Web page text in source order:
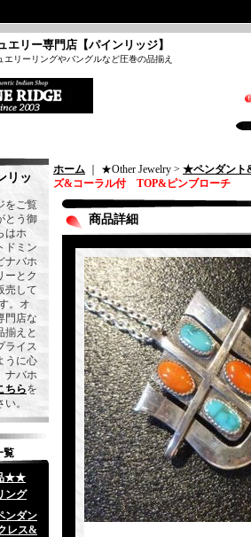
エリー専門店【パインリッジ】
エリーリングやバングルなど圧巻の品揃え
リッ
をご覧
とう御
はホ
ドミン
ナバホ
ーとク
売して
。オ
門店な
揃えと
ライス
うに心
ナバホ
ちらを
。
覧
★★
ング
ダン
レス&
ホーム ｜ ★Other Jewelry > ★ペンダント
ズ&コーラル付 TOP&ピンブローチ
商品詳細